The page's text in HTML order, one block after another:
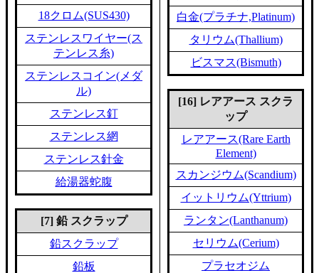
18クロム(SUS430)
ステンレスワイヤー(ス
テンレス糸)
ステンレスコイン(メダ
ル)
ステンレス釘
ステンレス網
ステンレス針金
給湯器蛇腹
[7] 鉛 スクラップ
鉛スクラップ
鉛板
白金(プラチナ,Platinum)
タリウム(Thallium)
ビスマス(Bismuth)
[16] レアアース スクラ
ップ
レアアース(Rare Earth
Element)
スカンジウム(Scandium)
イットリウム(Yttrium)
ランタン(Lanthanum)
セリウム(Cerium)
プラセオジム